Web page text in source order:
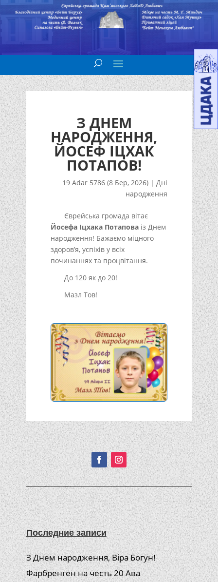
З ДНЕМ
НАРОДЖЕННЯ,
ЙОСЕФ ІЦХАК
ПОТАПОВ!
19 Adar 5786 (8 Бер, 2026) |Дні
народження
Єврейська громада вітає
Йосефа Іцхака Потаповаіз Днем
народження! Бажаємо міцного
здоров’я, успіхів у всіх
починаннях та процвітання.
До 120 як до 20!
Мазл Тов!
Подписывайтесь!
Последние записи
З Днем народження, Віра Богун!
Фарбренген на честь 20 Ава